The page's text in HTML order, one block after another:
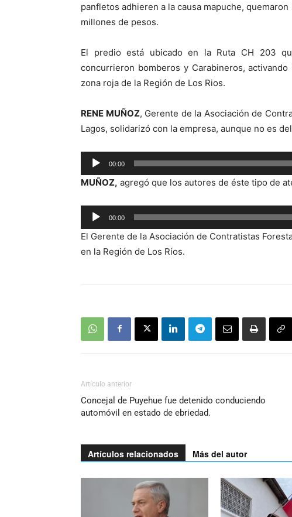
panfletos adhieren a la causa mapuche,
millones de pesos.
El predio está ubicado en la Ruta CH 203
concurrieron bomberos y Carabineros,
zona roja de la Región de Los Rios.
RENE MUÑOZ, Gerente de la Asociación de
Lagos, solidarizó con la empresa, aunque no es
Reproductor
de
audio
00:00
MUÑOZ, agregó que los autores de éste tipo de
Reproductor
de
audio
00:00
El Gerente de la Asociación de Contratistas
en la Región de Los Ríos.
Artículo anterior
Concejal de Puyehue fue detenido conduciendo
automóvil en estado de ebriedad.
Artículos relacionados Más del autor